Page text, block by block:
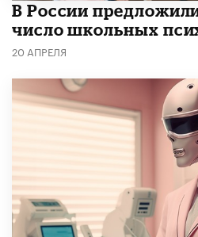
В России
число школьных
20 АПРЕЛЯ